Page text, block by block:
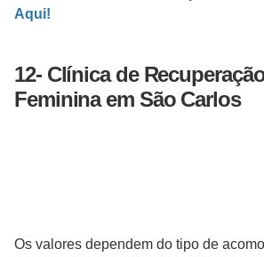
Aqui!
12- Clínica de
Femininaem São Carlos
Os valores dependem do tipo de